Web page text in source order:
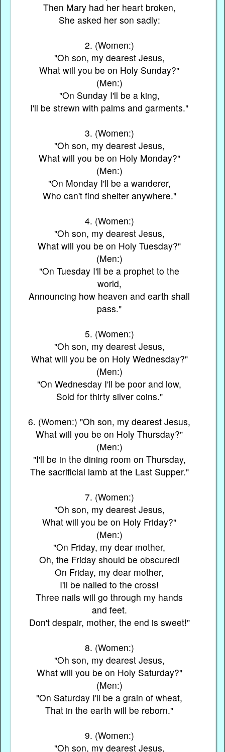
Then Mary had her heart broken,
She asked her son sadly:
2. (Women:)
"Oh son, my dearest Jesus,
What will you be on Holy Sunday?"
(Men:)
"On Sunday I'll be a king,
I'll be strewn with palms and garments."
3. (Women:)
"Oh son, my dearest Jesus,
What will you be on Holy Monday?"
(Men:)
"On Monday I'll be a wanderer,
Who can't find shelter anywhere."
4. (Women:)
"Oh son, my dearest Jesus,
What will you be on Holy Tuesday?"
(Men:)
"On Tuesday I'll be a prophet to the
world,
Announcing how heaven and earth shall
pass."
5. (Women:)
"Oh son, my dearest Jesus,
What will you be on Holy Wednesday?"
(Men:)
"On Wednesday I'll be poor and low,
Sold for thirty silver coins."
6. (Women:) "Oh son, my dearest Jesus,
What will you be on Holy Thursday?"
(Men:)
"I'll be in the dining room on Thursday,
The sacrificial lamb at the Last Supper."
7. (Women:)
"Oh son, my dearest Jesus,
What will you be on Holy Friday?"
(Men:)
"On Friday, my dear mother,
Oh, the Friday should be obscured!
On Friday, my dear mother,
I'll be nailed to the cross!
Three nails will go through my hands
and feet.
Don't despair, mother, the end is sweet!"
8. (Women:)
"Oh son, my dearest Jesus,
What will you be on Holy Saturday?"
(Men:)
"On Saturday I'll be a grain of wheat,
That in the earth will be reborn."
9. (Women:)
"Oh son, my dearest Jesus,